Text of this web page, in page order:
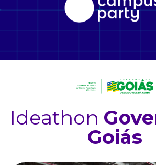
Ideathon
Goiás